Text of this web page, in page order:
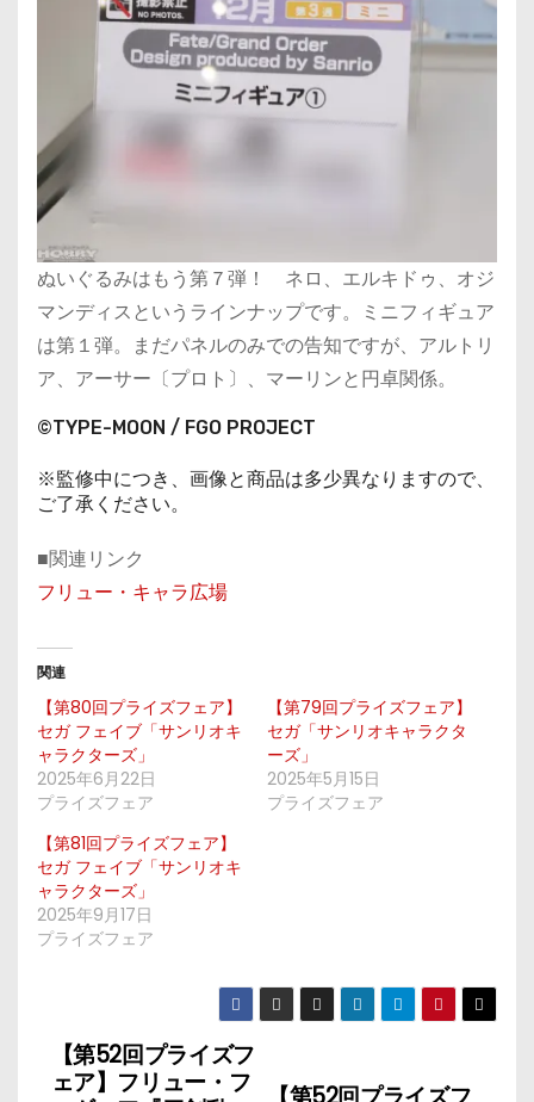
ぬいぐるみはもう第７弾！ ネロ、エルキドゥ、オジ
マンディスというラインナップです。ミニフィギュア
は第１弾。まだパネルのみでの告知ですが、アルトリ
ア、アーサー〔プロト〕、マーリンと円卓関係。
©TYPE-MOON / FGO PROJECT
※監修中につき、画像と商品は多少異なりますので、
ご了承ください。
■関連リンク
フリュー・キャラ広場
関連
【第80回プライズフェア】
セガ フェイブ「サンリオキ
ャラクターズ」
2025年6月22日
プライズフェア
【第79回プライズフェア】
セガ「サンリオキャラクタ
ーズ」
2025年5月15日
プライズフェア
【第81回プライズフェア】
セガ フェイブ「サンリオキ
ャラクターズ」
2025年9月17日
プライズフェア
投【第52回プライズフ
ェア】フリュー・フ